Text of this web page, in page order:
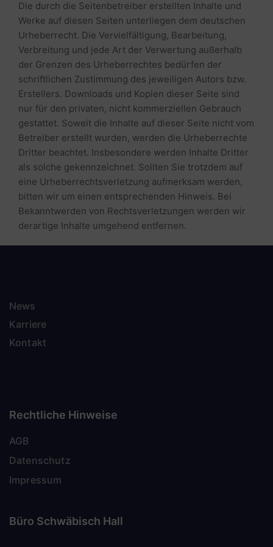
Die durch die Seitenbetreiber erstellten Inhalte und
Werke auf diesen Seiten unterliegen dem deutschen
Urheberrecht. Die Vervielfältigung, Bearbeitung,
Verbreitung und jede Art der Verwertung außerhalb
der Grenzen des Urheberrechtes bedürfen der
schriftlichen Zustimmung des jeweiligen Autors bzw.
Erstellers. Downloads und Kopien dieser Seite sind
nur für den privaten, nicht kommerziellen Gebrauch
gestattet. Soweit die Inhalte auf dieser Seite nicht vom
Betreiber erstellt wurden, werden die Urheberrechte
Dritter beachtet. Insbesondere werden Inhalte Dritter
als solche gekennzeichnet. Sollten Sie trotzdem auf
eine Urheberrechtsverletzung aufmerksam werden,
bitten wir um einen entsprechenden Hinweis. Bei
Bekanntwerden von Rechtsverletzungen werden wir
derartige Inhalte umgehend entfernen.
News
Karriere
Kontakt
Rechtliche Hinweise
AGB
Datenschutz
Impressum
Büro Schwäbisch Hall